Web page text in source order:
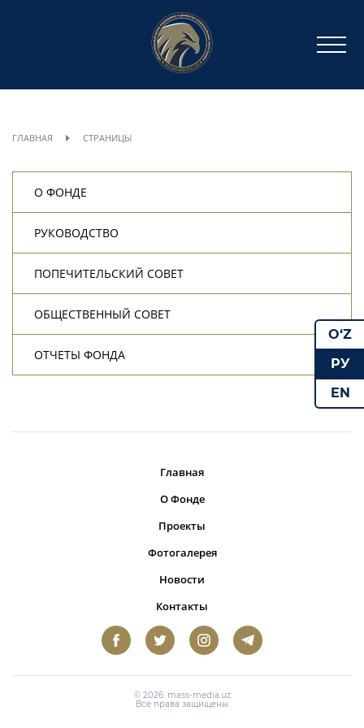
ГЛАВНАЯ СТРАНИЦЫ
О ФОНДЕ
РУКОВОДСТВО
ПОПЕЧИТЕЛЬСКИЙ СОВЕТ
ОБЩЕСТВЕННЫЙ СОВЕТ
ОТЧЕТЫ ФОНДА
Главная
О Фонде
Проекты
Фотогалерея
Новости
Контакты
© 2026. mass-media.uz
Все права защищены
O‘Z
РУ
EN